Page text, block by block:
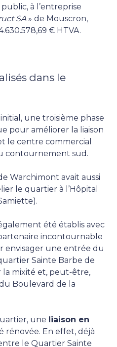
à l’entreprise
SA» de Mouscron,
€ HTVA.
dans le
une troisième phase
pour améliorer la liaison
le centre commercial
contournement sud.
Warchimont avait aussi
le quartier à l’Hôpital
été établis avec
incontournable
envisager une entrée du
Sainte Barbe de
mixité et, peut-être,
Boulevard de la
une liaison en
rénovée. En effet, déjà
le Quartier Sainte